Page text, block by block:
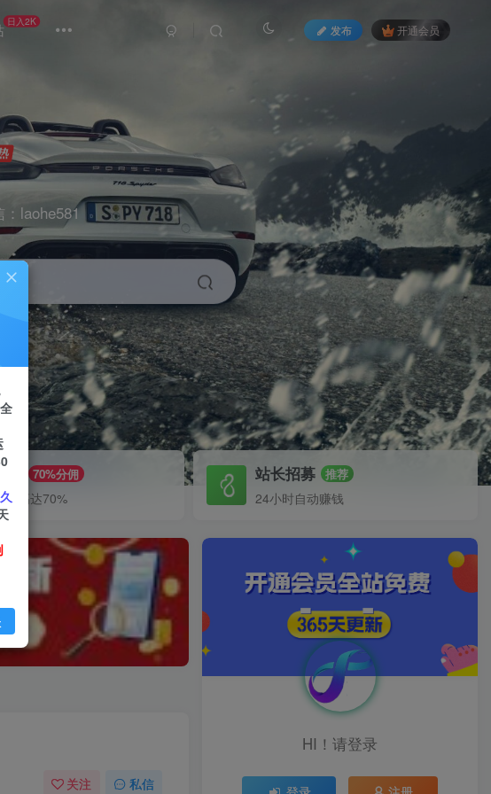
日入2K
发布 开通会员
laohe581
钱 70%分佣
佣高达70%
站长招募 推荐
24小时自动赚钱
关注 私信
HI！请登录